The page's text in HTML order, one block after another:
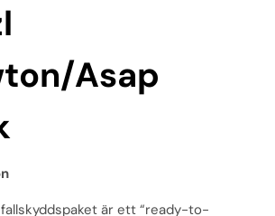
Asap
är ett “ready-to-